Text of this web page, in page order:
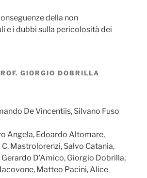
della non
e i dubbi sulla pericolosità dei
GIORGIO DOBRILLA
De Vincentiis, Silvano Fuso
Angela, Edoardo Altomare,
Mastrolorenzi, Salvo Catania,
D’Amico, Giorgio Dobrilla,
Matteo Pacini, Alice